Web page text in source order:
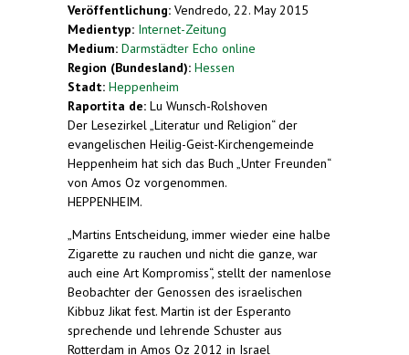
Veröffentlichung: Vendredo, 22. May 2015
Medientyp: Internet-Zeitung
Medium: Darmstädter Echo online
Region (Bundesland): Hessen
Stadt: Heppenheim
Raportita de: Lu Wunsch-Rolshoven
Der Lesezirkel „Literatur und Religion“ der
evangelischen Heilig-Geist-Kirchengemeinde
Heppenheim hat sich das Buch „Unter Freunden“
von Amos Oz vorgenommen.
HEPPENHEIM.
„Martins Entscheidung, immer wieder eine halbe
Zigarette zu rauchen und nicht die ganze, war
auch eine Art Kompromiss“, stellt der namenlose
Beobachter der Genossen des israelischen
Kibbuz Jikat fest. Martin ist der Esperanto
sprechende und lehrende Schuster aus
Rotterdam in Amos Oz 2012 in Israel